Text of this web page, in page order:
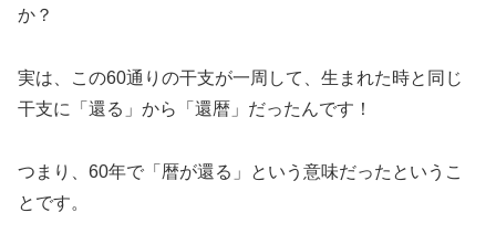
か？
実は、この60通りの干支が一周して、生まれた時と同じ
干支に「還る」から「還暦」だったんです！
つまり、60年で「暦が還る」という意味だったというこ
とです。